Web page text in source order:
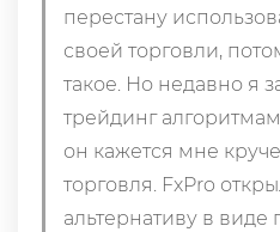
перестану
своей торговли,
такое. Но недавно я
трейдинг
он кажется мне
торговля. FxPro
альтернативу в